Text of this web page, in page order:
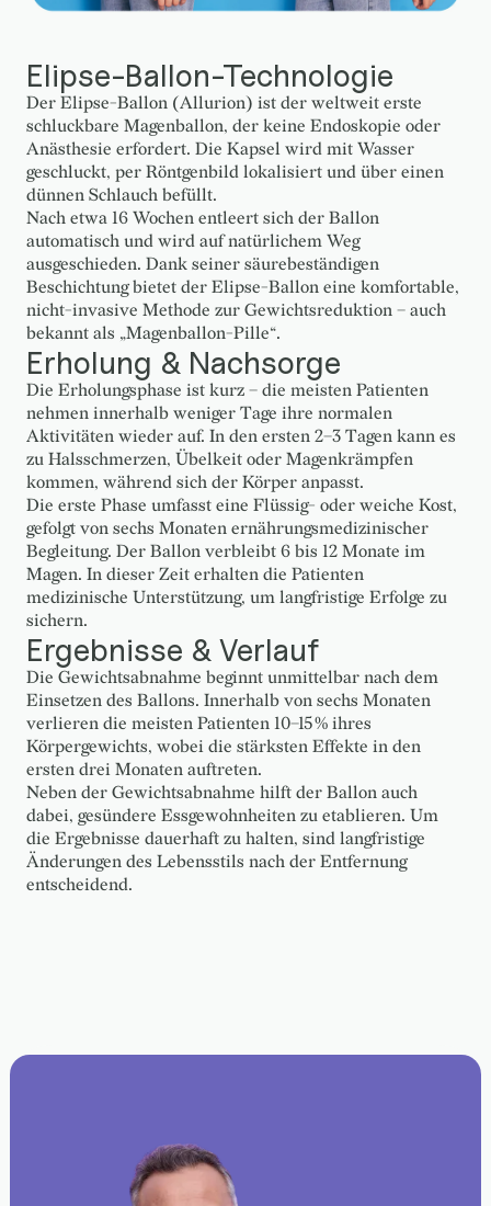
Elipse-Ballon-Technologie
Der Elipse-Ballon (Allurion) ist der weltweit erste
schluckbare Magenballon, der keine Endoskopie oder
Anästhesie erfordert. Die Kapsel wird mit Wasser
geschluckt, per Röntgenbild lokalisiert und über einen
dünnen Schlauch befüllt.
Nach etwa 16 Wochen entleert sich der Ballon
automatisch und wird auf natürlichem Weg
ausgeschieden. Dank seiner säurebeständigen
Beschichtung bietet der Elipse-Ballon eine komfortable,
nicht-invasive Methode zur Gewichtsreduktion – auch
bekannt als „Magenballon-Pille“.
Erholung & Nachsorge
Die Erholungsphase ist kurz – die meisten Patienten
nehmen innerhalb weniger Tage ihre normalen
Aktivitäten wieder auf. In den ersten 2–3 Tagen kann es
zu Halsschmerzen, Übelkeit oder Magenkrämpfen
kommen, während sich der Körper anpasst.
Die erste Phase umfasst eine Flüssig- oder weiche Kost,
gefolgt von sechs Monaten ernährungsmedizinischer
Begleitung. Der Ballon verbleibt 6 bis 12 Monate im
Magen. In dieser Zeit erhalten die Patienten
medizinische Unterstützung, um langfristige Erfolge zu
sichern.
Ergebnisse & Verlauf
Die Gewichtsabnahme beginnt unmittelbar nach dem
Einsetzen des Ballons. Innerhalb von sechs Monaten
verlieren die meisten Patienten 10–15 % ihres
Körpergewichts, wobei die stärksten Effekte in den
ersten drei Monaten auftreten.
Neben der Gewichtsabnahme hilft der Ballon auch
dabei, gesündere Essgewohnheiten zu etablieren. Um
die Ergebnisse dauerhaft zu halten, sind langfristige
Änderungen des Lebensstils nach der Entfernung
entscheidend.